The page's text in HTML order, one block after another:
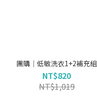
團購｜低敏洗衣1+2補充組
NT$820
NT$1,019